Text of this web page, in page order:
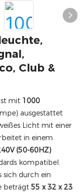
Club &
mit 1000
ausgestattet
Licht mit einer
in einem
(50-60HZ)
kompatibel.
sich durch ein
beträgt 55 x 32 x 23